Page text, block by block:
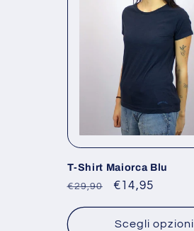
o
n
e
T-Shirt Maiorca Blu
Prezzo
listino
€29,90
Prezzo
€14,95
Scegli opzioni